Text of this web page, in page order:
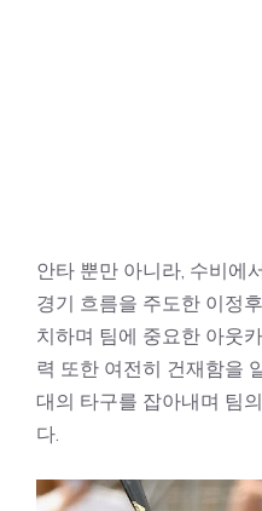
안타 뿐만 아니라, 수비에
경기 흐름을 주도한 이정
치하며 팀에 중요한 아웃
력 또한 여전히 건재함을
대의 타구를 잡아내며 팀
다.